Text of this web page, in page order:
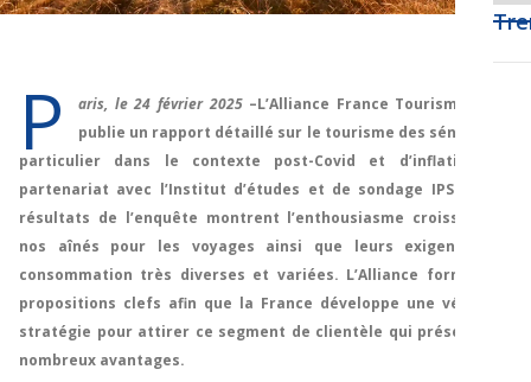
P aris, le 24 février 2025 –L’Alliance France Tourisme (AFT)
publie un rapport détaillé sur le tourisme des séniors, en
particulier dans le contexte post-Covid et d’inflation, en
partenariat avec l’Institut d’études et de sondage IPSOS. Les
résultats de l’enquête montrent l’enthousiasme croissant de
nos aînés pour les voyages ainsi que leurs exigences de
consommation très diverses et variées. L’Alliance formule 10
propositions clefs afin que la France développe une véritable
stratégie pour attirer ce segment de clientèle qui présente de
nombreux avantages.